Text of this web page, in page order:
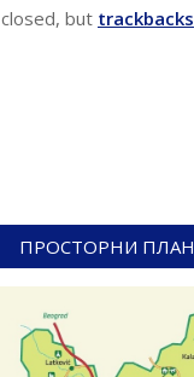
but trackbacks
ПРОСТОРНИ ПЛАН